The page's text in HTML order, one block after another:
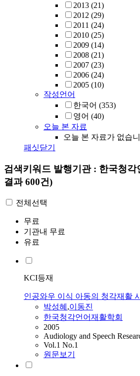
2013 (21)
2012 (29)
2011 (24)
2010 (25)
2009 (14)
2008 (21)
2007 (23)
2006 (24)
2005 (10)
작성언어
한국어 (353)
영어 (40)
오늘 본 자료
오늘 본 자료가 없습
패싯닫기
검색키워드 발행기관 : 한국청각
결과 600건)
전체선택
무료
기관내 무료
유료
KCI등재
인공와우 이식 아동의 청각재활
박성혜 ,이동진
한국청각언어재활학회
2005
Audiology and Speech
Vol.1 No.1
원문보기